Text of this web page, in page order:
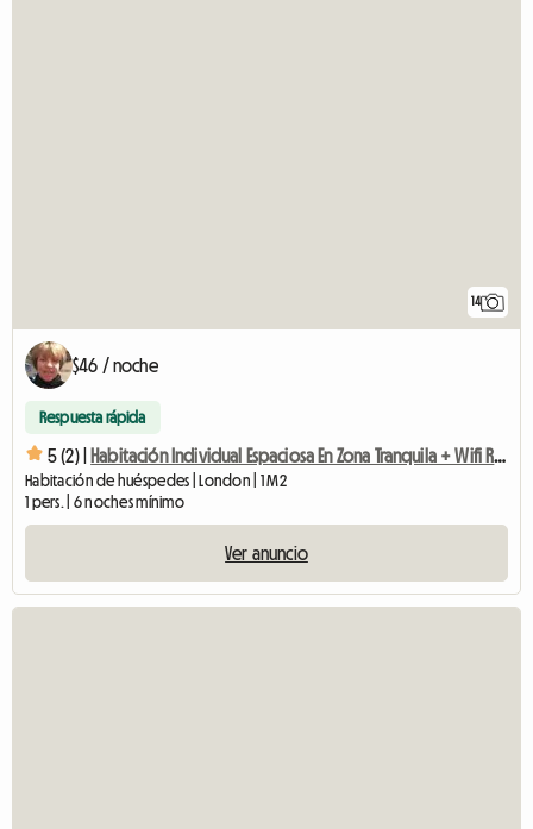
14
$46 / noche
Respuesta rápida
5 (2) | Habitación Individual Espaciosa En Zona Tranquila + Wifi Rápido
Habitación de huéspedes | London | 1 M2
1 pers. | 6 noches mínimo
Ver anuncio